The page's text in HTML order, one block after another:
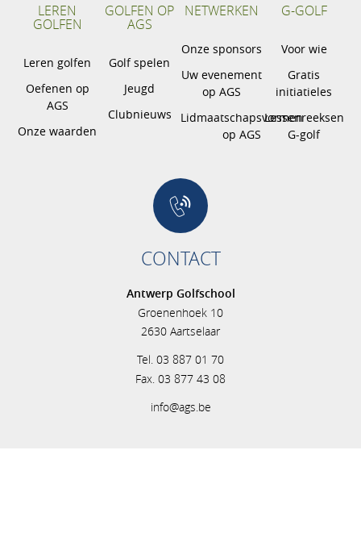
LEREN
GOLFEN
Leren golfen
Oefenen op
AGS
Onze waarden
GOLFEN OP
AGS
Golf spelen
Jeugd
Clubnieuws
NETWERKEN
Onze sponsors
Uw evenement
op AGS
Lidmaatschapsvormen
op AGS
G-GOLF
Voor wie
Gratis
initiatieles
Lessenreeksen
G-golf
CONTACT
Antwerp Golfschool
Groenenhoek 10
2630 Aartselaar
Tel. 03 887 01 70
Fax. 03 877 43 08
info@ags.be